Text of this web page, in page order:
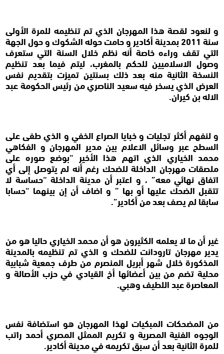
و لنعود لقصة هذا المهرجان الذي تم تنظيمه للمرة الأولى
سنة 2011 بمدينة أكادير و حامت حوله الشكوك و حول الجهة
التي تقف وراءه خاصة أنه نظم خلال السنة التي ستعرف
وصول الاسلاميين للحكم بالمغرب، ليتم فيما بعد تنظيم
النسخة الثانية منه بعد ذلك بسنتين تميزت بتقديم نفس
العرض الذي يسخر فيه سعيد الناصري من رئيس الحكومة عبد
الاله بن كيران.
و لنفهم أكثر تجليات و خبايا الصراع الخفي و الذي طفى على
السطح عبر وسائل الاعلام بين مدير المهرجان و الفكاهي
محمد الخياري الذي اتهم هذا الأخير “بوضع صوره على
ملصقات مهرجان الداخلة للضحك رغم أنه لم يتوصل إلى أي
اتفاق نهائي معه” ، و اعتبر أن مدينة الداخلة “حساسة لا
تتقبل الضحك عليها أو بها ” و اضاف أن إن بينهما “حسابا
سابقا لم يصف بعد من أكادير”.
غير أن ما لا يعلمه الكثيرون هو أن محمد الخياري حاليا هو من
يدير مهرجان تارودانت للضحك و الذي تم تنظيمه بالمدينة
المذكورة خلال شهر أبريل المنصرم من طرف جمعية شبابية
محلية تضم من بين أعضائها أخ القيادي في حزب الأصالة و
المعاصرة عبد اللطيف وهبي.
من المضحكات المبكيات لهذا المهرجان هو استضافة نفس
الوجوه الفنية المصرية و تكريم الممثل المصري أحمد راتب
للمرة الثانية بعد أن سبق تكريمه في مدينة أكادير.